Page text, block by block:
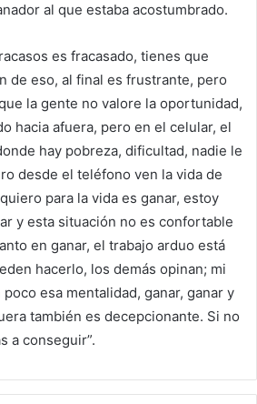
al que estaba acostumbrado.
es fracasado, tienes que
de eso, al final es frustrante, pero
la gente no valore la oportunidad,
hacia afuera, pero en el celular, el
hay pobreza, dificultad, nadie le
desde el teléfono ven la vida de
para la vida es ganar, estoy
y esta situación no es confortable
en ganar, el trabajo arduo está
hacerlo, los demás opinan; mi
esa mentalidad, ganar, ganar y
también es decepcionante. Si no
a conseguir”.